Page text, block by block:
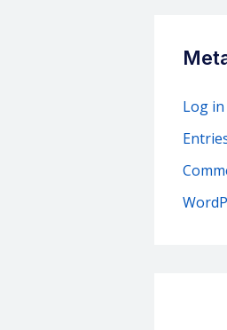
o
rLog in